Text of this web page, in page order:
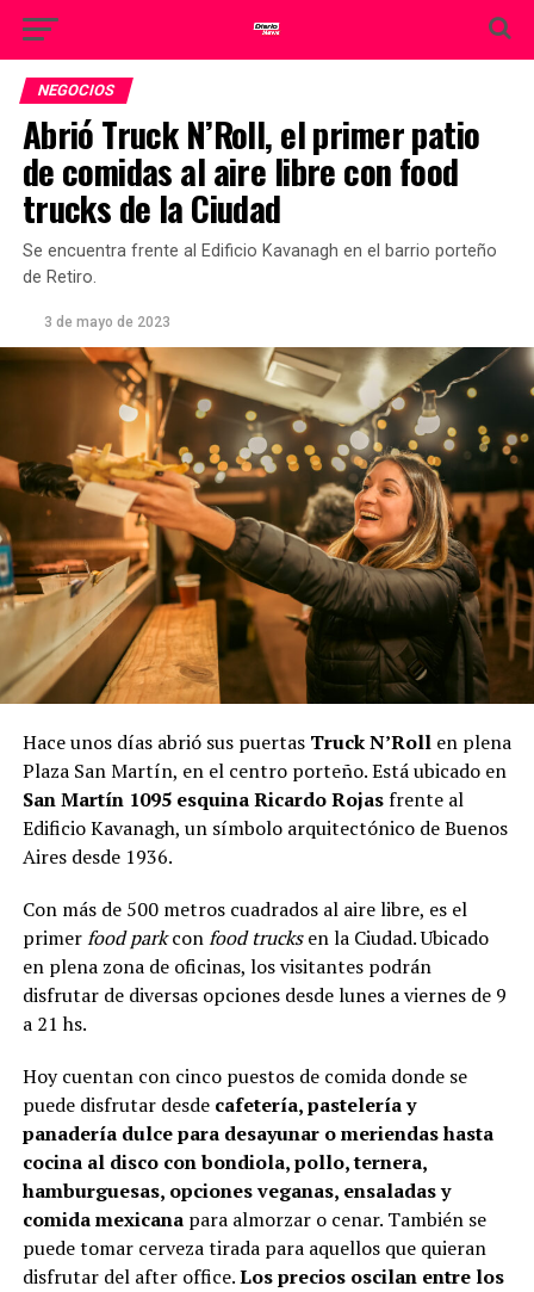
NEGOCIOS
Abrió Truck N’Roll, el primer patio
de comidas al aire libre con food
trucks de la Ciudad
Se encuentra frente al Edificio Kavanagh en el barrio porteño
de Retiro.
3 de mayo de 2023
Hace unos días abrió sus puertas Truck N’Rollen plena
Plaza San Martín, en el centro porteño. Está ubicado en
San Martín 1095 esquina Ricardo Rojasfrente al
Edificio Kavanagh, un símbolo arquitectónico de Buenos
Aires desde 1936.
Con más de 500 metros cuadrados al aire libre, es el
primerfood parkconfood trucksen la Ciudad. Ubicado
en plena zona de oficinas, los visitantes podrán
disfrutar de diversas opciones desde lunes a viernes de 9
a 21 hs.
Hoy cuentan con cinco puestos de comida donde se
puede disfrutar desde cafetería, pastelería y
panadería dulce para desayunar o meriendas hasta
cocina al disco con bondiola, pollo, ternera,
hamburguesas, opciones veganas, ensaladas y
comida mexicanapara almorzar o cenar. También se
puede tomar cerveza tirada para aquellos que quieran
disfrutar del after office.Los precios oscilan entre los